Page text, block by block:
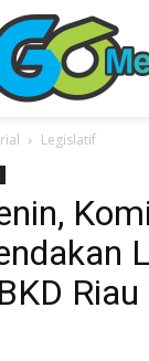
Legislatif